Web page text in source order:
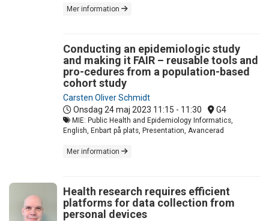
Mer information
Conducting an epidemiologic study
and making it FAIR – reusable tools and
pro-cedures from a population-based
cohort study
Carsten Oliver Schmidt
Onsdag 24 maj 2023 11:15 - 11:30 G4
MIE: Public Health and Epidemiology Informatics,
English, Enbart på plats, Presentation, Avancerad
Mer information
Health research requires efficient
platforms for data collection from
personal devices